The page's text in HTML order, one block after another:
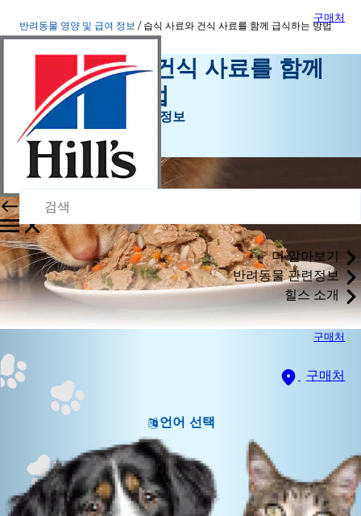
구매처
더 알아보기
반려동물 관련정보
힐스 소개
구매처
구매처
언어 선택
반려동물 영양 및 급여 정보 습식 사료와 건식 사료를 함께 급식하는 방법
습식 사료와 건식 사료를 함께
급식하는 방법
반려동물 영양 및 급여 정보
팔월 22, 2015